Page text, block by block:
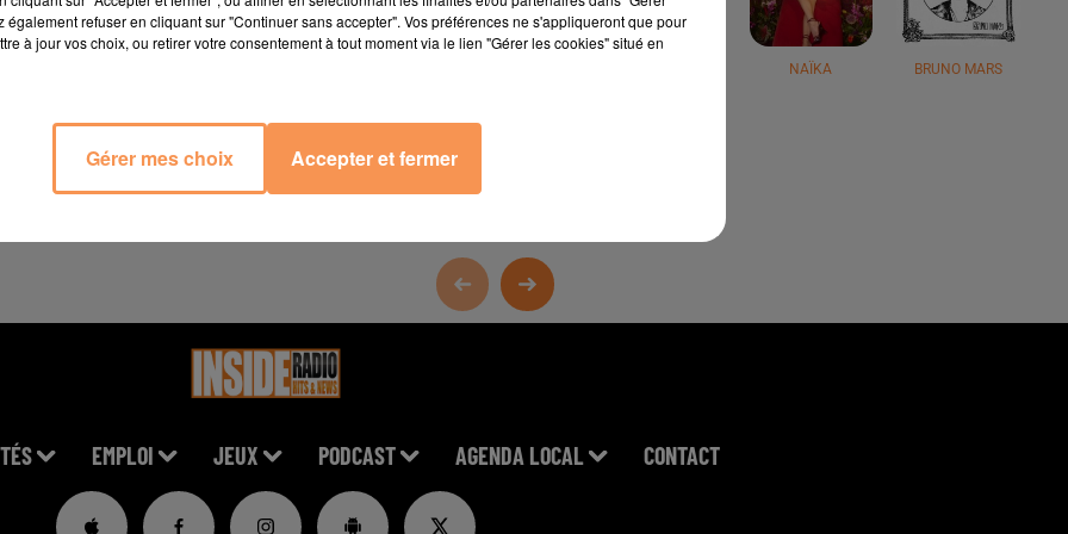
?hl=fr NAÏKA BRUNO MARS
EMPLOI JEUX PODCAST AGENDA LOCAL CONTACT
également refuser en cliquant sur "Continuer sans accepter". Vos préférences ne s'appliqueront que pour
à jour vos choix, ou retirer votre consentement à tout moment via le lien "Gérer les cookies" situé en
Gérer mes choix Accepter et fermer